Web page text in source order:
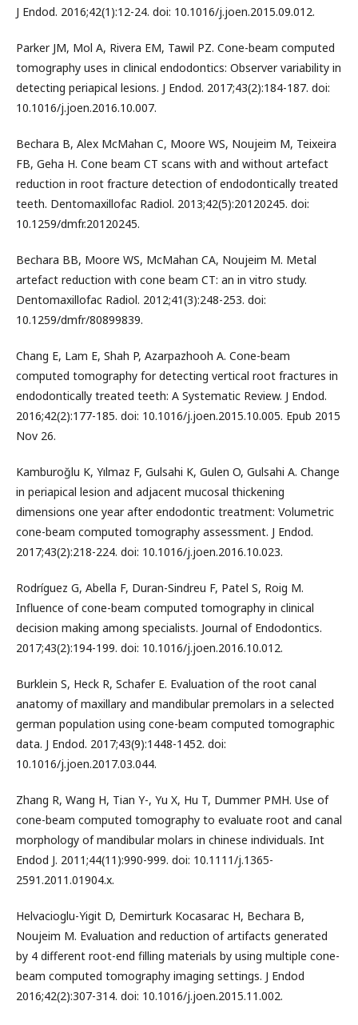
J Endod. 2016;42(1):12-24. doi: 10.1016/j.joen.2015.09.012.
Parker JM, Mol A, Rivera EM, Tawil PZ. Cone-beam computed
tomography uses in clinical endodontics: Observer variability in
detecting periapical lesions. J Endod. 2017;43(2):184-187. doi:
10.1016/j.joen.2016.10.007.
Bechara B, Alex McMahan C, Moore WS, Noujeim M, Teixeira
FB, Geha H. Cone beam CT scans with and without artefact
reduction in root fracture detection of endodontically treated
teeth. Dentomaxillofac Radiol. 2013;42(5):20120245. doi:
10.1259/dmfr.20120245.
Bechara BB, Moore WS, McMahan CA, Noujeim M. Metal
artefact reduction with cone beam CT: an in vitro study.
Dentomaxillofac Radiol. 2012;41(3):248-253. doi:
10.1259/dmfr/80899839.
Chang E, Lam E, Shah P, Azarpazhooh A. Cone-beam
computed tomography for detecting vertical root fractures in
endodontically treated teeth: A Systematic Review. J Endod.
2016;42(2):177-185. doi: 10.1016/j.joen.2015.10.005. Epub 2015
Nov 26.
Kamburoğlu K, Yılmaz F, Gulsahi K, Gulen O, Gulsahi A. Change
in periapical lesion and adjacent mucosal thickening
dimensions one year after endodontic treatment: Volumetric
cone-beam computed tomography assessment. J Endod.
2017;43(2):218-224. doi: 10.1016/j.joen.2016.10.023.
Rodríguez G, Abella F, Duran-Sindreu F, Patel S, Roig M.
Influence of cone-beam computed tomography in clinical
decision making among specialists. Journal of Endodontics.
2017;43(2):194-199. doi: 10.1016/j.joen.2016.10.012.
Burklein S, Heck R, Schafer E. Evaluation of the root canal
anatomy of maxillary and mandibular premolars in a selected
german population using cone-beam computed tomographic
data. J Endod. 2017;43(9):1448-1452. doi:
10.1016/j.joen.2017.03.044.
Zhang R, Wang H, Tian Y-, Yu X, Hu T, Dummer PMH. Use of
cone-beam computed tomography to evaluate root and canal
morphology of mandibular molars in chinese individuals. Int
Endod J. 2011;44(11):990-999. doi: 10.1111/j.1365-
2591.2011.01904.x.
Helvacioglu-Yigit D, Demirturk Kocasarac H, Bechara B,
Noujeim M. Evaluation and reduction of artifacts generated
by 4 different root-end filling materials by using multiple cone-
beam computed tomography imaging settings. J Endod
2016;42(2):307-314. doi: 10.1016/j.joen.2015.11.002.